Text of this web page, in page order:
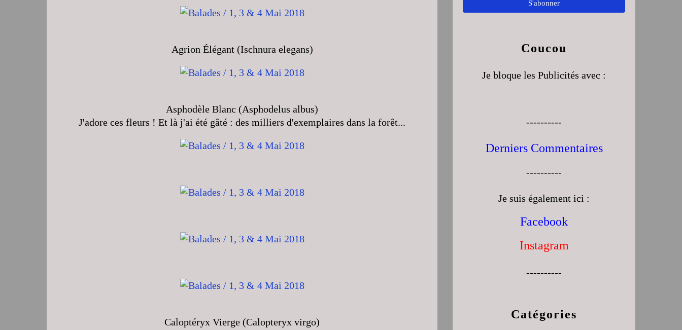
Agrion Élégant (Ischnura elegans)
Asphodèle Blanc (Asphodelus albus)
J'adore ces fleurs ! Et là j'ai été gâté : des milliers d'exemplaires dans la forêt...
Caloptéryx Vierge (Calopteryx virgo)
Catégories
Coucou
Je bloque les Publicités avec :
----------
Derniers Commentaires
----------
Je suis également ici :
Facebook
Instagram
----------